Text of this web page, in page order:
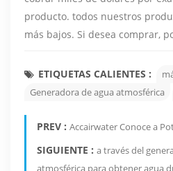
producto. todos nuestros
más bajos. Si desea comprar,
ETIQUETAS CALIENTES :
Generadora de agua atmosférica
PREV : Accairwater Conoce a
SIGUIENTE : a través del
atmosférica para obtener agua